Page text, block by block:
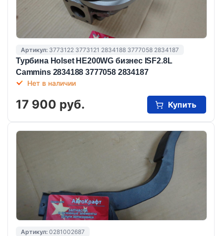
Артикул: 3773122 3773121 2834188 3777058 2834187
Турбина Holset HE200WG бизнес ISF2.8L
Cammins 2834188 3777058 2834187
Нет в наличии
17 900 руб. Купить
Артикул: 0281002687